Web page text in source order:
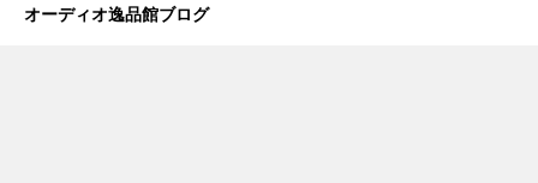
オーディオ逸品館ブログ